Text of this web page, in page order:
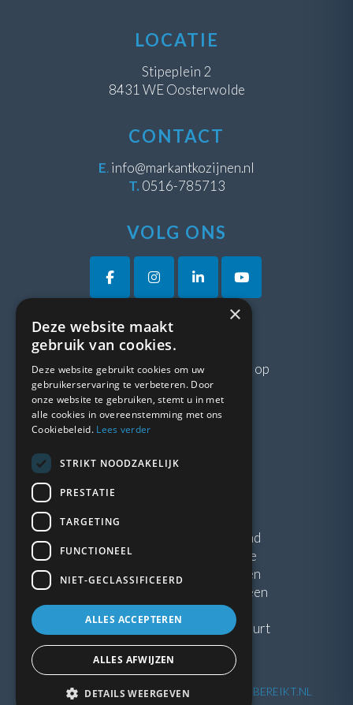
LOCATIE
Stipeplein 2
8431 WE Oosterwolde
CONTACT
E.info@markantkozijnen.nl
T. 0516-785713
VOLG ONS
VRAGEN?
Neem gerustcontactmet ons op
LINKS
Blogs
Algemene voorwaarden
Kunststof Kozijnen Friesland
Kunststof kozijnen Drenthe
Kunststof Kozijnen Drachten
Kunststof Kozijnen Hoogeveen
Kunststof kozijnen in jouw buurt
2026| Website ontwikkeling door WEBSITEBEREIKT.NL
×
Deze website maakt
gebruik van cookies.
Deze website gebruikt cookies om uw
gebruikerservaring te verbeteren. Door
onze website te gebruiken, stemt u in met
alle cookies in overeenstemming met ons
Cookiebeleid. Lees verder
STRIKT NOODZAKELIJK
PRESTATIE
TARGETING
FUNCTIONEEL
NIET-GECLASSIFICEERD
ALLES ACCEPTEREN
ALLES AFWIJZEN
DETAILS WEERGEVEN